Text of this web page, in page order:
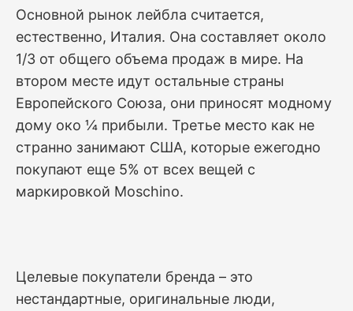
Основной рынок лейбла считается,
естественно, Италия. Она составляет около
1/3 от общего объема продаж в мире. На
втором месте идут остальные страны
Европейского Союза, они приносят модному
дому око ¼ прибыли. Третье место как не
странно занимают США, которые ежегодно
покупают еще 5% от всех вещей с
маркировкой Moschino.
Целевые покупатели бренда – это
нестандартные, оригинальные люди,